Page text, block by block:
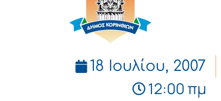
18 Ιουλίου, 2007
12:00 πμ